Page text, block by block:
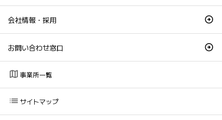
会社情報・採用
お問い合わせ窓口
map 事業所一覧
list サイトマップ